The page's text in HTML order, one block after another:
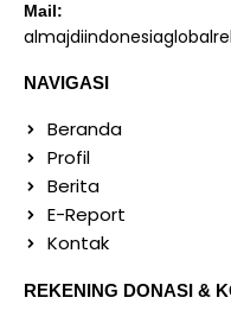
Mail:
NAVIGASI
Beranda
Profil
Berita
E-Report
Kontak
REKENING DONASI &